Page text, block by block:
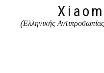
(Ελληνικής